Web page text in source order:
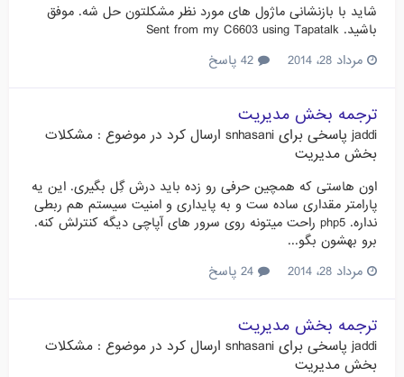
شاید با بازنشانی ماژول های مورد نظر مشکلتون حل شه. موفق
باشید. Sent from my C6603 using Tapatalk
مرداد 28، 2014
ترجمه بخش مدیریت
jaddiپاسخی برای snhasani ارسال کرد در موضوع : مشکلات
بخش مدیریت
اون هاستی که همچین حرفی رو زده باید درش گِل بگیری. این یه
پارامتر مقداری ساده ست و به پایداری و امنیت سیستم هم ربطی
نداره. php5 راحت میتونه روی سرور های آپاچی دیگه کنترلش کنه.
برو بهشون بگو...
مرداد 28، 2014
ترجمه بخش مدیریت
jaddiپاسخی برای snhasani ارسال کرد در موضوع : مشکلات
بخش مدیریت